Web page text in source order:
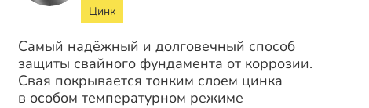
Цинк
Самый надёжный и долговечный способ
защиты свайного фундамента от коррозии.
Свая покрывается тонким слоем цинка
в особом температурном режиме